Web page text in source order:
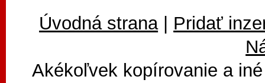
Úvodná strana| Pridať
Akékoľvek kopírovanie a